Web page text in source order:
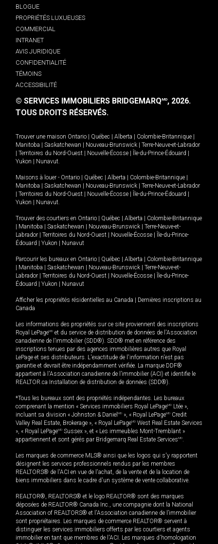
BLOGUE
PROPRIÉTÉS LUXUEUSES
COMMERCIAL
INTRANET
AVIS JURIDIQUE
CONFIDENTIALITÉ
TÉMOINS
ACCESSIBILITÉ
© SERVICES IMMOBILIERS BRIDGEMARQMD, 2026.
TOUS DROITS RÉSERVÉS.
Trouver une maison Ontario Québec Alberta Colombie-Britannique
Manitoba
Saskatchewan Nouveau-Brunswick
Terre-Neuve-et-Labrador
Territoires du Nord-Ouest Nouvelle-Écosse Île-du-Prince-Édouard
Yukon
Nunavut.
Maisons à louer - Ontario Québec Alberta Colombie-Britannique
Manitoba
Saskatchewan Nouveau-Brunswick
Terre-Neuve-et-Labrador
Territoires du Nord-Ouest Nouvelle-Écosse Île-du-Prince-Édouard
Yukon
Nunavut.
Trouver des courtiers en Ontario Québec Alberta
Colombie-Britannique
Manitoba Saskatchewan Nouveau-Brunswick
Terre-Neuve-et-
Labrador
Territoires du Nord-Ouest Nouvelle-Écosse
Île-du-Prince-
Édouard
Yukon Nunavut
Parcourir les bureaux en Ontario Québec Alberta
Colombie-Britannique
Manitoba Saskatchewan Nouveau-Brunswick
Terre-Neuve-et-
Labrador
Territoires du Nord-Ouest Nouvelle-Écosse
Île-du-Prince-
Édouard
Yukon Nunavut
Afficher les propriétés résidentielles au Canada
Dernières inscriptions au
Canada
Les informations des propriétés sur ce site proviennent des inscriptions
Royal LePageMD et du service de distribution de données de l'Association
canadienne de l’immobilier (SDD®). SDD® met en référence des
inscriptions tenues par des agences immobilières autres que Royal
LePage et ses distributeurs. L'exactitude de l'information n'est pas
garantie et devrait être indépendamment vérifiée. La marque DDF®
appartient à l'Association canadienne de l’immobilier (ACI) et identifie le
REALTOR.ca Installation de distribution de données (SDD®).
*Tous les bureaux sont des propriétés indépendantes. Les bureaux
comprenant la mention « Services immobiliers Royal LePageMD Ltée »,
incluant sa division « Johnston & Daniel MD », « Royal LePageMD Credit
Valley Real Estate, Brokerage », « Royal LePageMD West Real Estate Services
», « Royal LePageMD Sussex », et « Les immeubles Mont-Tremblant »
appartiennent et sont gérés par Bridgemarq Real Estate ServicesMD.
Les marques de commerce MLS® ainsi que les logos qui s'y rapportent
désignent les services professionnels rendus par les membres
REALTORS® de l'ACI en vue de l'achat, de la vente et de la location de
biens immobiliers dans le cadre d'un système de vente collaborative.
REALTOR®, REALTORS® et le logo REALTOR® sont des marques
déposées de REALTOR® Canada Inc., une compagnie dont la National
Association of REALTORS® et l'Association canadienne de l’immobilier
sont propriétaires. Les marques de commerce REALTOR® servent à
distinguer les services immobiliers offerts par les courtiers et agents
immobilier en tant que membres de l'ACI. Les marques d'homologation